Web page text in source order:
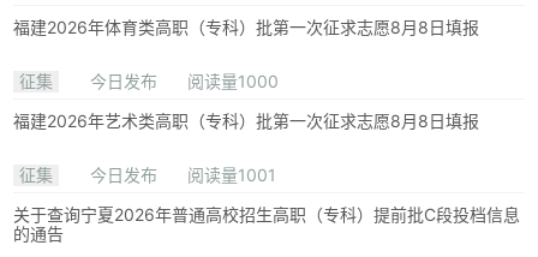
福建2026年体育类高职（专科）批第一次征求志愿8月8日填报
征集 今日发布
阅读量1000
福建2026年艺术类高职（专科）批第一次征求志愿8月8日填报
征集 今日发布
阅读量1001
关于查询宁夏2026年普通高校招生高职（专科）提前批C段投档信息
的通告